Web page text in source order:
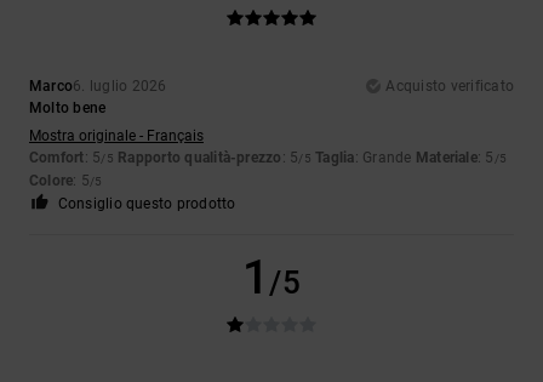
Marco6. luglio 2026
Acquisto verificato
Molto bene
Mostra originale - Français
Comfort: 5/5 Rapporto qualità-prezzo : 5/5 Taglia: Grande Materiale: 5 /5
Colore: 5/5
Consiglio questo prodotto
1 /5